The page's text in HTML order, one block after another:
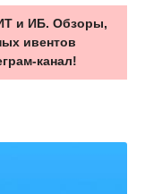
и ИБ. Обзоры,
ивентов
канал!